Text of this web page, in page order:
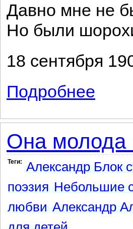
Давно мне не
Но были
18 сентября
Подробнее
Она молода
Теги: Александр Блок
поэзия Небольшие
любви Александр